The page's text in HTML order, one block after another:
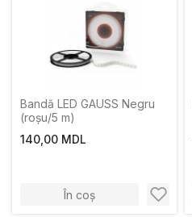
Bandă LED GAUSS Negru
(roșu/5 m)
140,00 MDL
În coș